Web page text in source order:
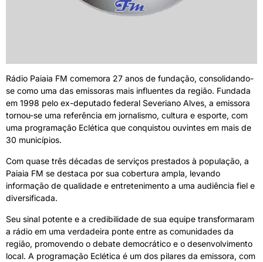
Rádio Paiaia FM comemora 27 anos de fundação, consolidando-
se como uma das emissoras mais influentes da região. Fundada
em 1998 pelo ex-deputado federal Severiano Alves, a emissora
tornou-se uma referência em jornalismo, cultura e esporte, com
uma programação Eclética que conquistou ouvintes em mais de
30 municípios.
Com quase três décadas de serviços prestados à população, a
Paiaia FM se destaca por sua cobertura ampla, levando
informação de qualidade e entretenimento a uma audiência fiel e
diversificada.
Seu sinal potente e a credibilidade de sua equipe transformaram
a rádio em uma verdadeira ponte entre as comunidades da
região, promovendo o debate democrático e o desenvolvimento
local. A programação Eclética é um dos pilares da emissora, com